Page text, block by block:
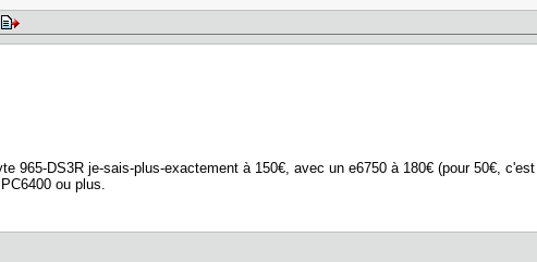
965-DS3R je-sais-plus-exactement à 150€, avec un e6750 à 180€ (pour 50€,
ou plus.